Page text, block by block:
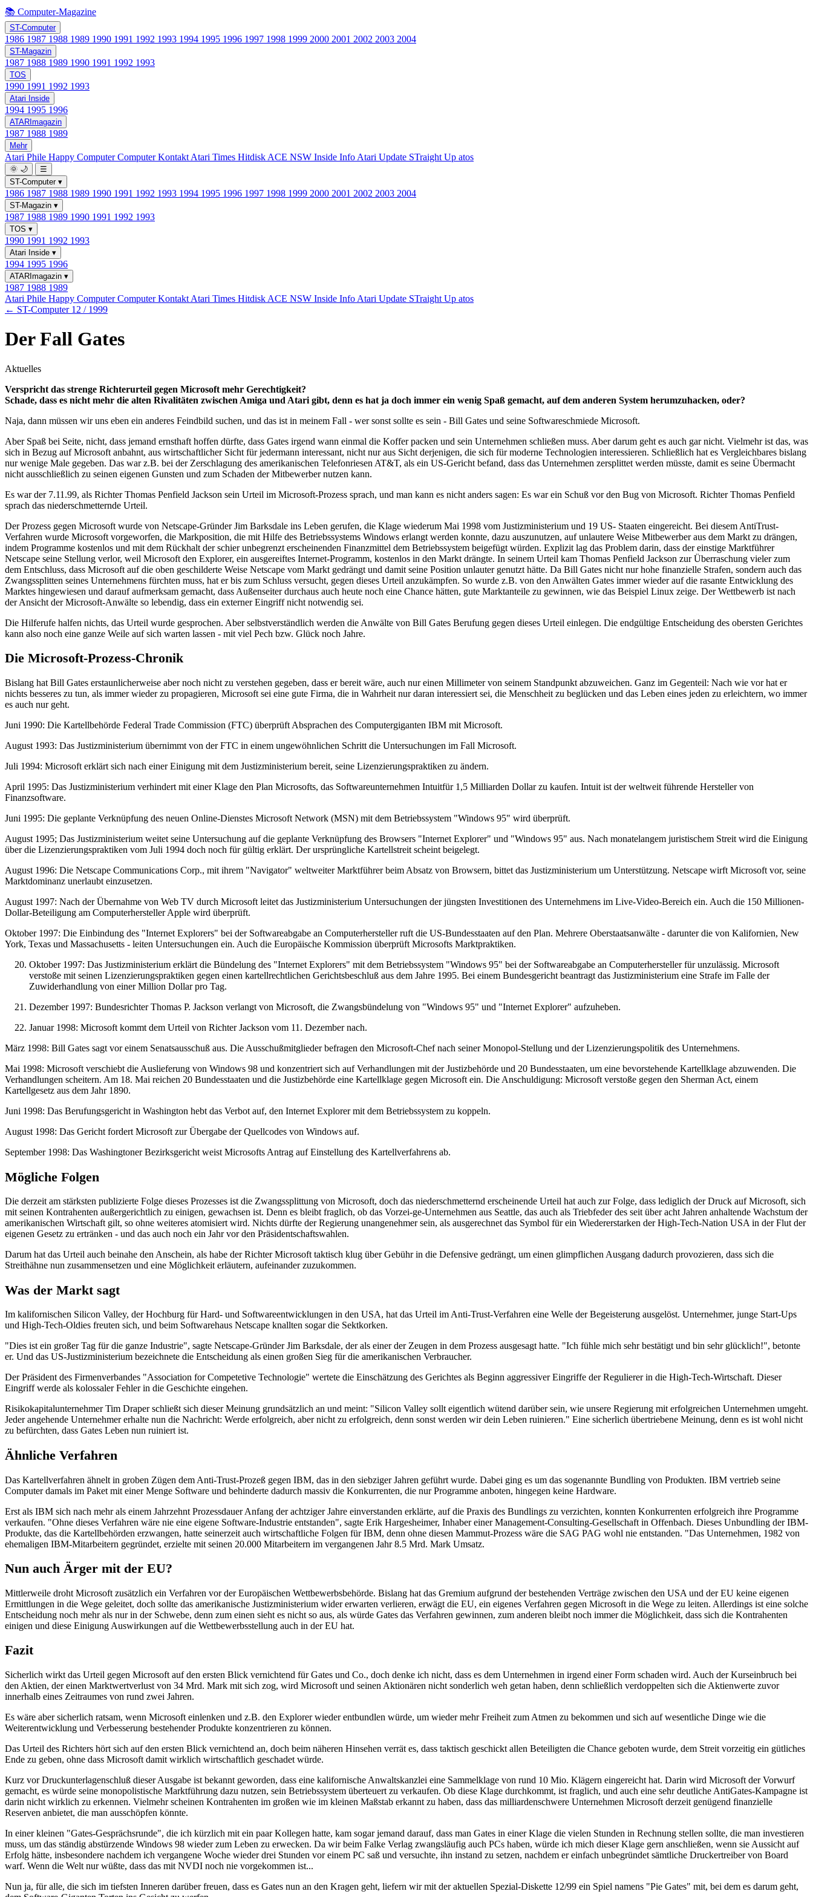
📚 Computer-Magazine
ST-Computer
1986 1987 1988 1989 1990 1991 1992 1993 1994 1995 1996 1997 1998 1999 2000 2001 2002 2003 2004
ST-Magazin
1987 1988 1989 1990 1991 1992 1993
TOS
1990 1991 1992 1993
Atari Inside
1994 1995 1996
ATARImagazin
1987 1988 1989
Mehr
Atari Phile Happy ComputerComputer Kontakt Atari Times Hitdisk ACE NSW Inside Info Atari Update STraight Up atos
🌞 🌙
☰
ST-Computer ▾
1986 1987 1988 1989 1990 1991 1992 1993 1994 1995 1996 1997 1998 1999 2000 2001 2002 2003 2004
ST-Magazin ▾
1987 1988 1989 1990 1991 1992 1993
TOS ▾
1990 1991 1992 1993
Atari Inside ▾
1994 1995 1996
ATARImagazin ▾
1987 1988 1989
Atari Phile Happy ComputerComputer Kontakt Atari Times Hitdisk ACE NSW Inside Info Atari Update STraight Up atos
← ST-Computer 12 / 1999
Der Fall Gates
Aktuelles
Verspricht das strenge Richterurteil gegen Microsoft mehr Gerechtigkeit?
Schade, dass es nicht mehr die alten Rivalitäten zwischen Amiga und Atari gibt, denn es hat ja doch immer ein wenig Spaß gemacht, auf dem anderen System herumzuhacken, oder?
Naja, dann müssen wir uns eben ein anderes Feindbild suchen, und das ist in meinem Fall - wer sonst sollte es sein - Bill Gates und seine Softwareschmiede Microsoft.
Aber Spaß bei Seite, nicht, dass jemand ernsthaft hoffen dürfte, dass Gates irgend wann einmal die Koffer packen und sein Unternehmen schließen muss. Aber darum geht es auch gar nicht. Vielmehr ist das, was
sich in Bezug auf Microsoft anbahnt, aus wirtschaftlicher Sicht für jedermann interessant, nicht nur aus Sicht derjenigen, die sich für moderne Technologien interessieren. Schließlich hat es Vergleichbares bislang
nur wenige Male gegeben. Das war z.B. bei der Zerschlagung des amerikanischen Telefonriesen AT&T, als ein US-Gericht befand, dass das Unternehmen zersplittet werden müsste, damit es seine Übermacht
nicht ausschließlich zu seinen eigenen Gunsten und zum Schaden der Mitbewerber nutzen kann.
Es war der 7.11.99, als Richter Thomas Penfield Jackson sein Urteil im Microsoft-Prozess sprach, und man kann es nicht anders sagen: Es war ein Schuß vor den Bug von Microsoft. Richter Thomas Penfield
sprach das niederschmetternde Urteil.
Der Prozess gegen Microsoft wurde von Netscape-Gründer Jim Barksdale ins Leben gerufen, die Klage wiederum Mai 1998 vom Justizministerium und 19 US- Staaten eingereicht. Bei diesem AntiTrust-
Verfahren wurde Microsoft vorgeworfen, die Markposition, die mit Hilfe des Betriebssystems Windows erlangt werden konnte, dazu auszunutzen, auf unlautere Weise Mitbewerber aus dem Markt zu drängen,
indem Programme kostenlos und mit dem Rückhalt der schier unbegrenzt erscheinenden Finanzmittel dem Betriebssystem beigefügt würden. Explizit lag das Problem darin, dass der einstige Marktführer
Netscape seine Stellung verlor, weil Microsoft den Explorer, ein ausgereiftes Internet-Programm, kostenlos in den Markt drängte. In seinem Urteil kam Thomas Penfield Jackson zur Überraschung vieler zum
dem Entschluss, dass Microsoft auf die oben geschilderte Weise Netscape vom Markt gedrängt und damit seine Position unlauter genutzt hätte. Da Bill Gates nicht nur hohe finanzielle Strafen, sondern auch das
Zwangssplitten seines Unternehmens fürchten muss, hat er bis zum Schluss versucht, gegen dieses Urteil anzukämpfen. So wurde z.B. von den Anwälten Gates immer wieder auf die rasante Entwicklung des
Marktes hingewiesen und darauf aufmerksam gemacht, dass Außenseiter durchaus auch heute noch eine Chance hätten, gute Marktanteile zu gewinnen, wie das Beispiel Linux zeige. Der Wettbewerb ist nach
der Ansicht der Microsoft-Anwälte so lebendig, dass ein externer Eingriff nicht notwendig sei.
Die Hilferufe halfen nichts, das Urteil wurde gesprochen. Aber selbstverständlich werden die Anwälte von Bill Gates Berufung gegen dieses Urteil einlegen. Die endgültige Entscheidung des obersten Gerichtes
kann also noch eine ganze Weile auf sich warten lassen - mit viel Pech bzw. Glück noch Jahre.
Die Microsoft-Prozess-Chronik
Bislang hat Bill Gates erstaunlicherweise aber noch nicht zu verstehen gegeben, dass er bereit wäre, auch nur einen Millimeter von seinem Standpunkt abzuweichen. Ganz im Gegenteil: Nach wie vor hat er
nichts besseres zu tun, als immer wieder zu propagieren, Microsoft sei eine gute Firma, die in Wahrheit nur daran interessiert sei, die Menschheit zu beglücken und das Leben eines jeden zu erleichtern, wo immer
es auch nur geht.
Juni 1990: Die Kartellbehörde Federal Trade Commission (FTC) überprüft Absprachen des Computergiganten IBM mit Microsoft.
August 1993: Das Justizministerium übernimmt von der FTC in einem ungewöhnlichen Schritt die Untersuchungen im Fall Microsoft.
Juli 1994: Microsoft erklärt sich nach einer Einigung mit dem Justizministerium bereit, seine Lizenzierungspraktiken zu ändern.
April 1995: Das Justizministerium verhindert mit einer Klage den Plan Microsofts, das Softwareunternehmen Intuitfür 1,5 Milliarden Dollar zu kaufen. Intuit ist der weltweit führende Hersteller von
Finanzsoftware.
Juni 1995: Die geplante Verknüpfung des neuen Online-Dienstes Microsoft Network (MSN) mit dem Betriebssystem "Windows 95" wird überprüft.
August 1995; Das Justizministerium weitet seine Untersuchung auf die geplante Verknüpfung des Browsers "Internet Explorer" und "Windows 95" aus. Nach monatelangem juristischem Streit wird die Einigung
über die Lizenzierungspraktiken vom Juli 1994 doch noch für gültig erklärt. Der ursprüngliche Kartellstreit scheint beigelegt.
August 1996: Die Netscape Communications Corp., mit ihrem "Navigator" weltweiter Marktführer beim Absatz von Browsern, bittet das Justizministerium um Unterstützung. Netscape wirft Microsoft vor, seine
Marktdominanz unerlaubt einzusetzen.
August 1997: Nach der Übernahme von Web TV durch Microsoft leitet das Justizministerium Untersuchungen der jüngsten Investitionen des Unternehmens im Live-Video-Bereich ein. Auch die 150 Millionen-
Dollar-Beteiligung am Computerhersteller Apple wird überprüft.
Oktober 1997: Die Einbindung des "Internet Explorers" bei der Softwareabgabe an Computerhersteller ruft die US-Bundesstaaten auf den Plan. Mehrere Oberstaatsanwälte - darunter die von Kalifornien, New
York, Texas und Massachusetts - leiten Untersuchungen ein. Auch die Europäische Kommission überprüft Microsofts Marktpraktiken.
Oktober 1997: Das Justizministerium erklärt die Bündelung des "Internet Explorers" mit dem Betriebssystem "Windows 95" bei der Softwareabgabe an Computerhersteller für unzulässig. Microsoft
verstoße mit seinen Lizenzierungspraktiken gegen einen kartellrechtlichen Gerichtsbeschluß aus dem Jahre 1995. Bei einem Bundesgericht beantragt das Justizministerium eine Strafe im Falle der
Zuwiderhandlung von einer Million Dollar pro Tag.
Dezember 1997: Bundesrichter Thomas P. Jackson verlangt von Microsoft, die Zwangsbündelung von "Windows 95" und "Internet Explorer" aufzuheben.
Januar 1998: Microsoft kommt dem Urteil von Richter Jackson vom 11. Dezember nach.
März 1998: Bill Gates sagt vor einem Senatsausschuß aus. Die Ausschußmitglieder befragen den Microsoft-Chef nach seiner Monopol-Stellung und der Lizenzierungspolitik des Unternehmens.
Mai 1998: Microsoft verschiebt die Auslieferung von Windows 98 und konzentriert sich auf Verhandlungen mit der Justizbehörde und 20 Bundesstaaten, um eine bevorstehende Kartellklage abzuwenden. Die
Verhandlungen scheitern. Am 18. Mai reichen 20 Bundesstaaten und die Justizbehörde eine Kartellklage gegen Microsoft ein. Die Anschuldigung: Microsoft verstoße gegen den Sherman Act, einem
Kartellgesetz aus dem Jahr 1890.
Juni 1998: Das Berufungsgericht in Washington hebt das Verbot auf, den Internet Explorer mit dem Betriebssystem zu koppeln.
August 1998: Das Gericht fordert Microsoft zur Übergabe der Quellcodes von Windows auf.
September 1998: Das Washingtoner Bezirksgericht weist Microsofts Antrag auf Einstellung des Kartellverfahrens ab.
Mögliche Folgen
Die derzeit am stärksten publizierte Folge dieses Prozesses ist die Zwangssplittung von Microsoft, doch das niederschmetternd erscheinende Urteil hat auch zur Folge, dass lediglich der Druck auf Microsoft, sich
mit seinen Kontrahenten außergerichtlich zu einigen, gewachsen ist. Denn es bleibt fraglich, ob das Vorzei-ge-Unternehmen aus Seattle, das auch als Triebfeder des seit über acht Jahren anhaltende Wachstum der
amerikanischen Wirtschaft gilt, so ohne weiteres atomisiert wird. Nichts dürfte der Regierung unangenehmer sein, als ausgerechnet das Symbol für ein Wiedererstarken der High-Tech-Nation USA in der Flut der
eigenen Gesetz zu ertränken - und das auch noch ein Jahr vor den Präsidentschaftswahlen.
Darum hat das Urteil auch beinahe den Anschein, als habe der Richter Microsoft taktisch klug über Gebühr in die Defensive gedrängt, um einen glimpflichen Ausgang dadurch provozieren, dass sich die
Streithähne nun zusammensetzen und eine Möglichkeit erläutern, aufeinander zuzukommen.
Was der Markt sagt
Im kalifornischen Silicon Valley, der Hochburg für Hard- und Softwareentwicklungen in den USA, hat das Urteil im Anti-Trust-Verfahren eine Welle der Begeisterung ausgelöst. Unternehmer, junge Start-Ups
und High-Tech-Oldies freuten sich, und beim Softwarehaus Netscape knallten sogar die Sektkorken.
"Dies ist ein großer Tag für die ganze Industrie", sagte Netscape-Gründer Jim Barksdale, der als einer der Zeugen in dem Prozess ausgesagt hatte. "Ich fühle mich sehr bestätigt und bin sehr glücklich!", betonte
er. Und das US-Justizministerium bezeichnete die Entscheidung als einen großen Sieg für die amerikanischen Verbraucher.
Der Präsident des Firmenverbandes "Association for Competetive Technologie" wertete die Einschätzung des Gerichtes als Beginn aggressiver Eingriffe der Regulierer in die High-Tech-Wirtschaft. Dieser
Eingriff werde als kolossaler Fehler in die Geschichte eingehen.
Risikokapitalunternehmer Tim Draper schließt sich dieser Meinung grundsätzlich an und meint: "Silicon Valley sollt eigentlich wütend darüber sein, wie unsere Regierung mit erfolgreichen Unternehmen umgeht.
Jeder angehende Unternehmer erhalte nun die Nachricht: Werde erfolgreich, aber nicht zu erfolgreich, denn sonst werden wir dein Leben ruinieren." Eine sicherlich übertriebene Meinung, denn es ist wohl nicht
zu befürchten, dass Gates Leben nun ruiniert ist.
Ähnliche Verfahren
Das Kartellverfahren ähnelt in groben Zügen dem Anti-Trust-Prozeß gegen IBM, das in den siebziger Jahren geführt wurde. Dabei ging es um das sogenannte Bundling von Produkten. IBM vertrieb seine
Computer damals im Paket mit einer Menge Software und behinderte dadurch massiv die Konkurrenten, die nur Programme anboten, hingegen keine Hardware.
Erst als IBM sich nach mehr als einem Jahrzehnt Prozessdauer Anfang der achtziger Jahre einverstanden erklärte, auf die Praxis des Bundlings zu verzichten, konnten Konkurrenten erfolgreich ihre Programme
verkaufen. "Ohne dieses Verfahren wäre nie eine eigene Software-Industrie entstanden", sagte Erik Hargesheimer, Inhaber einer Management-Consulting-Gesellschaft in Offenbach. Dieses Unbundling der IBM-
Produkte, das die Kartellbehörden erzwangen, hatte seinerzeit auch wirtschaftliche Folgen für IBM, denn ohne diesen Mammut-Prozess wäre die SAG PAG wohl nie entstanden. "Das Unternehmen, 1982 von
ehemaligen IBM-Mitarbeitern gegründet, erzielte mit seinen 20.000 Mitarbeitern im vergangenen Jahr 8.5 Mrd. Mark Umsatz.
Nun auch Ärger mit der EU?
Mittlerweile droht Microsoft zusätzlich ein Verfahren vor der Europäischen Wettbewerbsbehörde. Bislang hat das Gremium aufgrund der bestehenden Verträge zwischen den USA und der EU keine eigenen
Ermittlungen in die Wege geleitet, doch sollte das amerikanische Justizministerium wider erwarten verlieren, erwägt die EU, ein eigenes Verfahren gegen Microsoft in die Wege zu leiten. Allerdings ist eine solche
Entscheidung noch mehr als nur in der Schwebe, denn zum einen sieht es nicht so aus, als würde Gates das Verfahren gewinnen, zum anderen bleibt noch immer die Möglichkeit, dass sich die Kontrahenten
einigen und diese Einigung Auswirkungen auf die Wettbewerbsstellung auch in der EU hat.
Fazit
Sicherlich wirkt das Urteil gegen Microsoft auf den ersten Blick vernichtend für Gates und Co., doch denke ich nicht, dass es dem Unternehmen in irgend einer Form schaden wird. Auch der Kurseinbruch bei
den Aktien, der einen Marktwertverlust von 34 Mrd. Mark mit sich zog, wird Microsoft und seinen Aktionären nicht sonderlich weh getan haben, denn schließlich verdoppelten sich die Aktienwerte zuvor
innerhalb eines Zeitraumes von rund zwei Jahren.
Es wäre aber sicherlich ratsam, wenn Microsoft einlenken und z.B. den Explorer wieder entbundlen würde, um wieder mehr Freiheit zum Atmen zu bekommen und sich auf wesentliche Dinge wie die
Weiterentwicklung und Verbesserung bestehender Produkte konzentrieren zu können.
Das Urteil des Richters hört sich auf den ersten Blick vernichtend an, doch beim näheren Hinsehen verrät es, dass taktisch geschickt allen Beteiligten die Chance geboten wurde, dem Streit vorzeitig ein gütliches
Ende zu geben, ohne dass Microsoft damit wirklich wirtschaftlich geschadet würde.
Kurz vor Druckunterlagenschluß dieser Ausgabe ist bekannt geworden, dass eine kalifornische Anwaltskanzlei eine Sammelklage von rund 10 Mio. Klägern eingereicht hat. Darin wird Microsoft der Vorwurf
gemacht, es würde seine monopolistische Marktführung dazu nutzen, sein Betriebssystem überteuert zu verkaufen. Ob diese Klage durchkommt, ist fraglich, und auch eine sehr deutliche AntiGates-Kampagne ist
darin nicht wirklich zu erkennen. Vielmehr scheinen Kontrahenten im großen wie im kleinen Maßstab erkannt zu haben, dass das milliardenschwere Unternehmen Microsoft derzeit genügend finanzielle
Reserven anbietet, die man ausschöpfen könnte.
In einer kleinen "Gates-Gesprächsrunde", die ich kürzlich mit ein paar Kollegen hatte, kam sogar jemand darauf, dass man Gates in einer Klage die vielen Stunden in Rechnung stellen sollte, die man investieren
muss, um das ständig abstürzende Windows 98 wieder zum Leben zu erwecken. Da wir beim Falke Verlag zwangsläufig auch PCs haben, würde ich mich dieser Klage gern anschließen, wenn sie Aussicht auf
Erfolg hätte, insbesondere nachdem ich vergangene Woche wieder drei Stunden vor einem PC saß und versuchte, ihn instand zu setzen, nachdem er einfach unbegründet sämtliche Druckertreiber von Board
warf. Wenn die Welt nur wüßte, dass das mit NVDI noch nie vorgekommen ist...
Nun ja, für alle, die sich im tiefsten Inneren darüber freuen, dass es Gates nun an den Kragen geht, liefern wir mit der aktuellen Spezial-Diskette 12/99 ein Spiel namens "Pie Gates" mit, bei dem es darum geht,